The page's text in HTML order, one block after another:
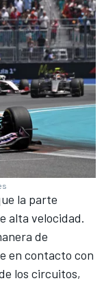
la parte
alta velocidad.
de
en contacto con
los circuitos,